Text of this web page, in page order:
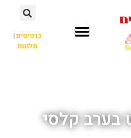
כרטיסים|
מלונות
בערב קלסי